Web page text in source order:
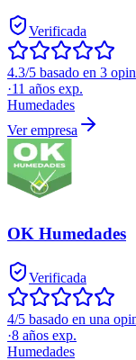
Verificada
4.3/5 basado en 3
·11 años exp.
Humedades
Ver empresa
OK Humedades
Verificada
4/5 basado en una
·8 años exp.
Humedades